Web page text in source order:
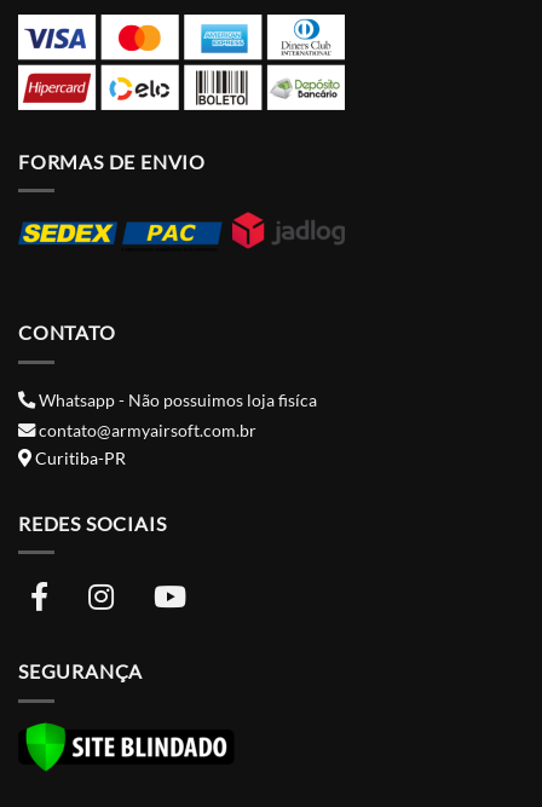
FORMAS DE ENVIO
CONTATO
Whatsapp - Não possuimos loja fisíca
contato@armyairsoft.com.br
Curitiba-PR
REDES SOCIAIS
SEGURANÇA